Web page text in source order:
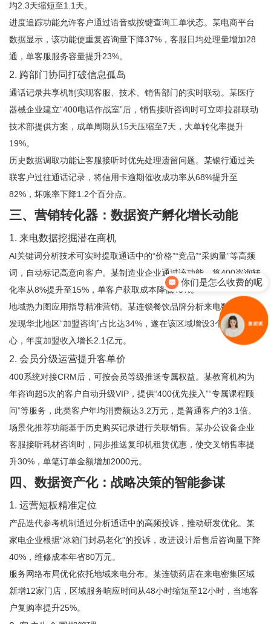
均2.3天缩短至1.1天。
进度追踪功能允许客户通过语音或按键查询工单状态。某电商平台
数据显示，该功能使重复咨询量下降37%，客服日均处理量增加28
通，单客服服务容量提升23%。
2. 跨部门协同打破信息孤岛
通话记录共享机制实现客服、技术、销售部门的实时联动。某医疗
器械企业建立“400电话作战室”后，销售接听咨询时可立即拉群联动
技术部提供方案，成单周期从15天压缩至7天，大单转化率提升
19%。
历史数据调取功能让客服接听时优先处理遗留问题。某银行通过关
联客户过往通话记录，将信用卡逾期催收成功率从68%提升至
82%，坏账率下降1.2个百分点。
三、营销转化器：数据资产孵化增长动能
1. 来电数据挖掘潜在商机
AI关键词分析技术可实时提取通话中的“价格”“竞品”“采购量”等高频
词，自动标记高意向客户。某制造业企业通过该功能，将400咨询转
化率从8%提升至15%，单客户获取成本降低43%。
地域热力图应用指导精准营销。某连锁餐饮品牌分析来电数据后，
发现华北地区“加盟咨询”占比达34%，遂在该区域增设3个招商中
心，年度加盟收入增长2.1亿元。
2. 会员分级运营提升客单价
400系统对接CRM后，可按会员等级推送专属权益。某教育机构为
年咨询超5次的客户自动升级VIP，提供“400优先接入”“专属课程顾
问”等服务，此类客户年均消费额达3.2万元，是普通客户的3.1倍。
场景化推荐功能基于历史购买记录进行关联销售。某办公设备企业
客服接听耗材咨询时，同步推送复印机租赁优惠，使交叉销售率提
升30%，单笔订单金额增加2000元。
四、数据资产化：战略决策的智能参谋
1. 运营短板精准定位
产品迭代参考机制通过分析通话中的高频投诉，推动研发优化。某
家电企业根据“冰箱门封易老化”的投诉，改进设计后售后咨询量下降
40%，维修成本年省80万元。
服务网络布局优化依托地域来电分布。某连锁药店在来电密集区域
新增12家门店，区域服务响应时间从48小时缩短至12小时，当地客
户复购率提升25%。
你们是怎么收费的呢